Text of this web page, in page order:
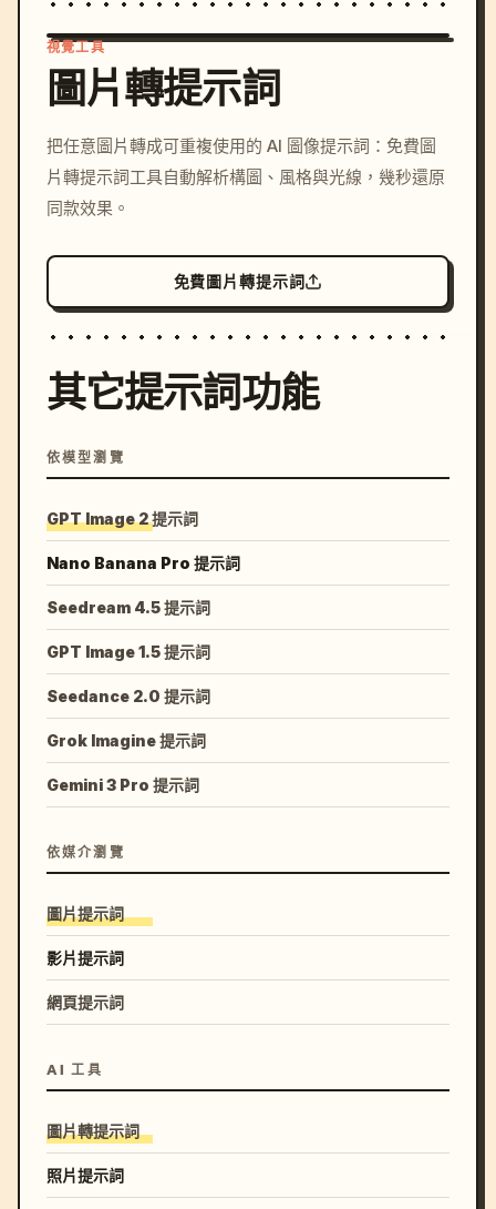
c, cyberpunk sunset, neon
colors, 8k --v 6.0
視覺工具
圖片轉提示詞
把任意圖片轉成可重複使用的 AI 圖像提示詞：免費圖
片轉提示詞工具自動解析構圖、風格與光線，幾秒還原
同款效果。
免費圖片轉提示詞
其它提示詞功能
依模型瀏覽
GPT Image 2 提示詞
Nano Banana Pro 提示詞
Seedream 4.5 提示詞
GPT Image 1.5 提示詞
Seedance 2.0 提示詞
Grok Imagine 提示詞
Gemini 3 Pro 提示詞
依媒介瀏覽
圖片提示詞
影片提示詞
網頁提示詞
AI 工具
圖片轉提示詞
照片提示詞